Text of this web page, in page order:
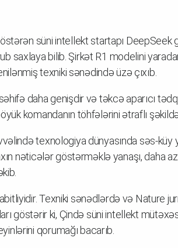
süni intellekt startapı DeepSeek
saxlaya bilib. Şirkət R1 modelini
texniki sənədində üzə çıxıb.
daha genişdir və təkcə aparıcı
komandanın töhfələrini ətraflı
texnologiya dünyasında səs-küy
nəticələr göstərməklə yanaşı, daha
Texniki sənədlərdə və Nature
göstərir ki, Çində süni intellekt
qorumağı bacarıb.